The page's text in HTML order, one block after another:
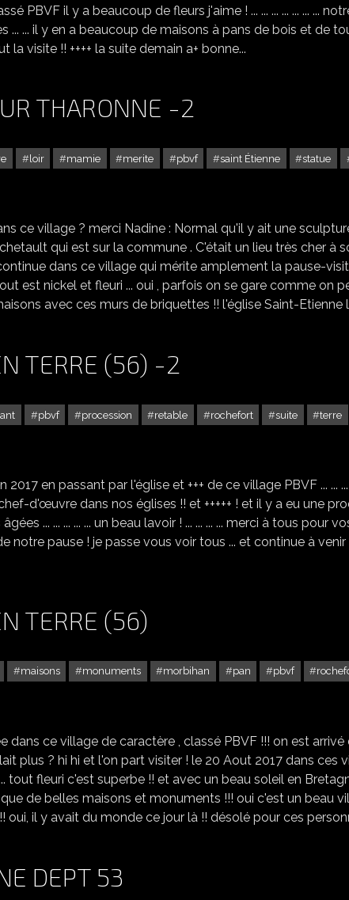
PBVF il y a beaucoup de fleurs j'aime ! ... ... ... ... ... ... ...
... ... il y en a beaucoup de maisons à pans de bois et de
la visite !! ++++ la suite demain a+ bonne...
THARONNE -2
loir mamie merite pbvf saint Étienne statue
ce village ? merci Nadine : Normal qu'il y ait une
qui est sur la commune . C'était un lieu très cher à
dans ce village qui mérite amplement la pause-
est nickel et fleuri ... oui , parfois on se gare comme on
avec ces murs de briquettes !! l'église Saint-Etienne
TERRE (56) -2
pbvf procession retable rochefort suite terre
en passant par l'église et +++ de ce village PBVF ... ... ...
d'œuvre dans nos églises !! et +++++ ! et il y a eu une
... ... ... ... ... un beau lavoir ! ... ... ... ... merci à tous pour
notre pause ! je passe vous voir tous ... et continue à
TERRE (56)
maisons monuments morbihan pan pbvf
dans ce village de caractère , classé PBVF !!! on est
plus ? hi hi et l'on part visiter ! le 20 Aout 2017 dans ces
tout fleuri c'est superbe !! et avec un beau soleil en
de belles maisons et monuments !!! oui c'est un beau
oui, il y avait du monde ce jour là !! désolé pour ces
DEPT 53